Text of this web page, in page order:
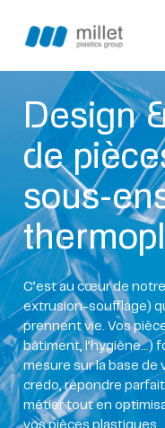
Design
de
sous-
C’est au cœur de
extrusion-soufflage)
prennent vie. Vos
bâtiment, l’hygiène…)
mesure sur la base de
credo, répondre
métier tout en
vos pièces plastiques.